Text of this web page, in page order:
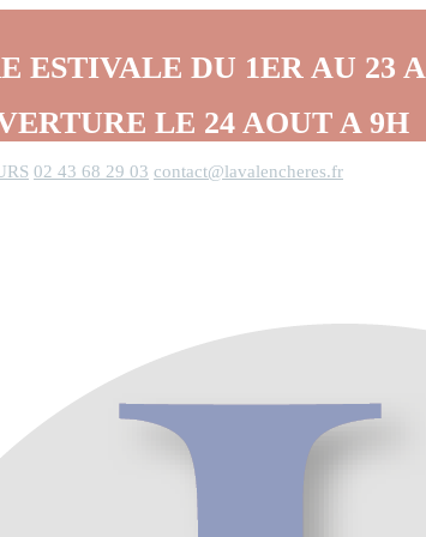
ESTIVALE DU 1ER AU 23
LE 24 AOUT A 9H
02 43 68 29 03 contact@lavalencheres.fr